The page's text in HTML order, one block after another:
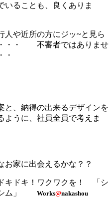
いることも、良くありま
人や近所の方にジッ~と見ら
・・ 不審者ではありませ
・
と、納得の出来るデザインを
ように、社員全員で考えま
お家に出会えるかな？？
キドキ！ワクワクを！ 「シ
シム」 Works@nakashou